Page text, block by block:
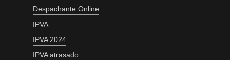
Despachante Online
IPVA
IPVA 2024
IPVA atrasado